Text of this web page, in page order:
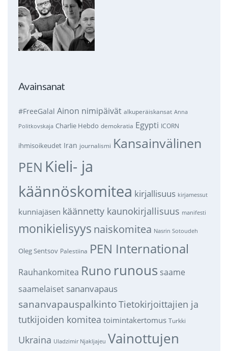
Avainsanat
#FreeGalal Ainon nimipäivät alkuperäiskansat Anna
Politkovskaja Charlie Hebdo demokratia Egypti ICORN
ihmisoikeudet Iran journalismi Kansainvälinen
PEN Kieli- ja
käännöskomitea kirjallisuus kirjamessut
kunniajäsen käännetty kaunokirjallisuus manifesti
monikielisyys naiskomitea Nasrin Sotoudeh
Oleg Sentsov Palestiina PEN International
Rauhankomitea Runo runous saame
saamelaiset sananvapaus
sananvapauspalkintoTietokirjoittajien ja
tutkijoiden komitea toimintakertomus Turkki
Ukraina Uladzimir Njakljajeu Vainottujen